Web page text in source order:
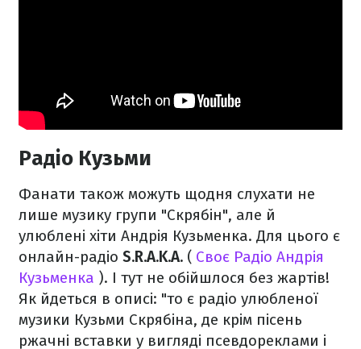
Радіо Кузьми
Фанати також можуть щодня слухати не
лише музику групи "Скрябін", але й
улюблені хіти Андрія Кузьменка. Для цього є
онлайн-радіо S.R.A.K.A. ( Своє Радіо Андрія
Кузьменка ). І тут не обійшлося без жартів!
Як йдеться в описі: "то є радіо улюбленої
музики Кузьми Скрябіна, де крім пісень
ржачні вставки у вигляді псевдореклами і